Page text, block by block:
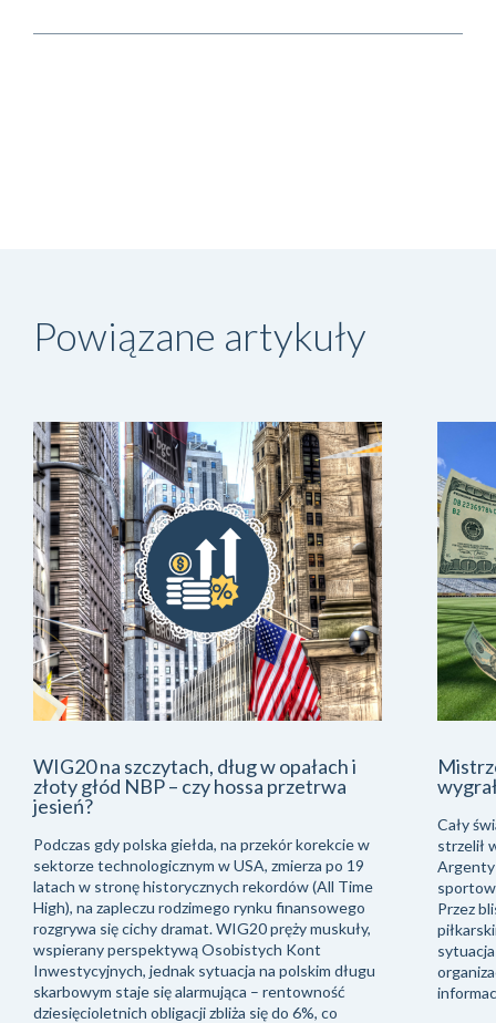
Powiązane artykuły
i
w
po 19
Time
długu
Mistrzostwa świata w piłce nożnej. Kto
wygrał?
Cały świat wstrzymał oddech, gdy Ferran Torres
strzelił w dogrywce mistrzostw świata gola
Argentyńczykom i przechylił szalę zwycięstwa, a i
sportowej sprawiedliwości, we właściwą stronę.
Przez blisko miesiąc, także finansiści pogrążyli się w
piłkarskim świecie, a na plan dalszy zeszła fatalna
sytuacja geopolityczna. Jak bardzo opłaca się
organizacja mistrzostw świata? Świat obiegła
informacją, że cena…